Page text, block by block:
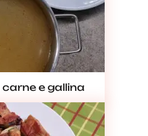
e gallina